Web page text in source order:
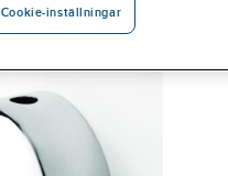
Cookie-inställningar